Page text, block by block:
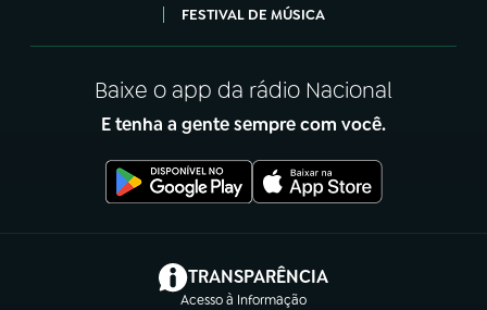
FESTIVAL DE MÚSICA
Baixe o app da rádio Nacional
E tenha a gente sempre com você.
TRANSPARÊNCIA
Acesso à Informação
(abre em nova aba)